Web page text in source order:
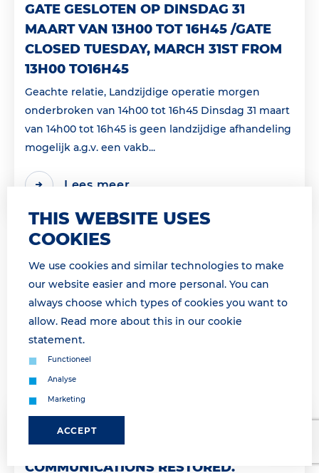
GATE GESLOTEN OP DINSDAG 31
MAART VAN 13H00 TOT 16H45 /GATE
CLOSED TUESDAY, MARCH 31ST FROM
13H00 TO16H45
Geachte relatie, Landzijdige operatie morgen
onderbroken van 14h00 tot 16h45 Dinsdag 31 maart
van 14h00 tot 16h45 is geen landzijdige afhandeling
mogelijk a.g.v. een vakb...
Lees meer
26 March 2026 13:39
COMMUNICATIE HERSTELD / ALL
COMMUNICATIONS RESTORED.
THIS WEBSITE USES
COOKIES
We use cookies and similar technologies to make
our website easier and more personal. You can
always choose which types of cookies you want to
allow. Read more about this in our cookie
statement.
Functioneel
Analyse
Marketing
ACCEPT